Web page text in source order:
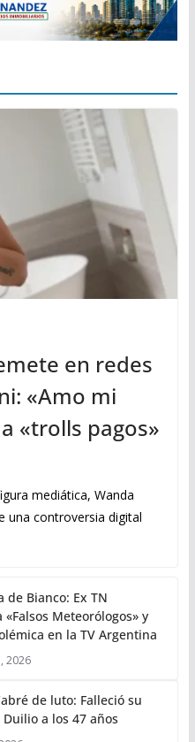
en redes
«Amo mi
«trolls pagos»
mediática, Wanda
una controversia digital
de Bianco: Ex TN
«Falsos Meteorólogos» y
en la TV Argentina
2026
de luto: Falleció su
a los 47 años